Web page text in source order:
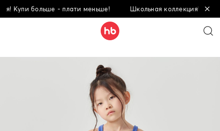
Купи больше - плати меньше! Школьная коллекция! Купи